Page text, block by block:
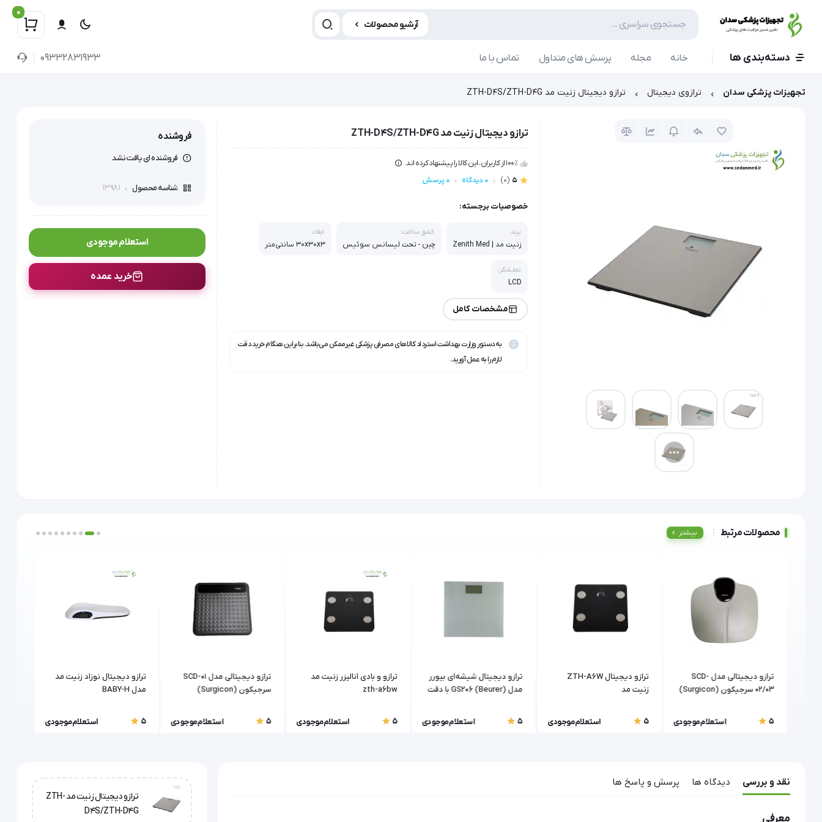
آرشیو محصولات
0
دسته‌بندی ها خانه مجله پرسش های متداول تماس با ما 09332831933
تجهیزات پزشکی سدان ترازوی دیجیتال ترازو دیجیتال زنیت مد ZTH-D4S/ZTH-D4G
ترازو دیجیتال زنیت مد ZTH-D4S/ZTH-D4G
100٪ از کاربران، این کالا را پیشنهاد کرده اند.
5
(0) 0 دیدگاه 0 پرسش
خصوصیات برجسته:
برند:
زنیت مد | Zenith Med
کشور ساخت:
چین - تحت لیسانس سوئیس
ابعاد:
۳۰x۳۰x۳ سانتی‌متر
نمایشگر:
LCD
مشخصات کامل
به دستور وزارت بهداشت استرداد کالاهای مصرفی پزشکی غیرممکن می‌باشد. بنابراین هنگام خرید دقت
لازم را به عمل آورید.
فروشنده
فروشنده ای یافت نشد
شناسه محصول 13981
استعلام موجودی
خرید عمده
محصولات مرتبط بیشتر
ترازو دیجیتالی مدل SCD-
02/03 سرجیکون (Surgicon)
5 استعلام موجودی
ترازو دیجیتال ZTH-A6W
زنیت مد
5 استعلام موجودی
ترازو دیجیتال شیشه‌ای بیورر
مدل GS206 (Beurer) با دقت
5
استعلام موجودی
ترازو و بادی انالیزر زنیت مد
zth-a6bw
5 استعلام موجودی
ترازو دیجیتالی مدل SCD-01
سرجیکون (Surgicon)
5 استعلام موجودی
ترازو دیجیتال نوزاد زنیت مد
مدل BABY-H
5 استعلام موجودی
نقد و بررسی دیدگاه ها پرسش و پاسخ ها
معرفی
ترازو دیجیتال زنیت مد ZTH-
D4S/ZTH-D4G